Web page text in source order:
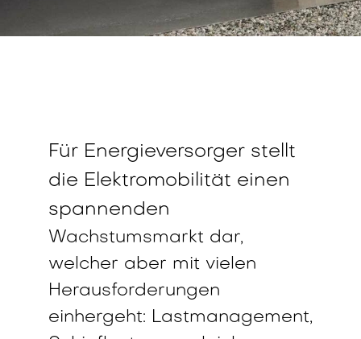
Für Energieversorger stellt
die Elektromobilität einen
spannenden
Wachstumsmarkt dar,
welcher aber mit vielen
Herausforderungen
einhergeht: Lastmanagement,